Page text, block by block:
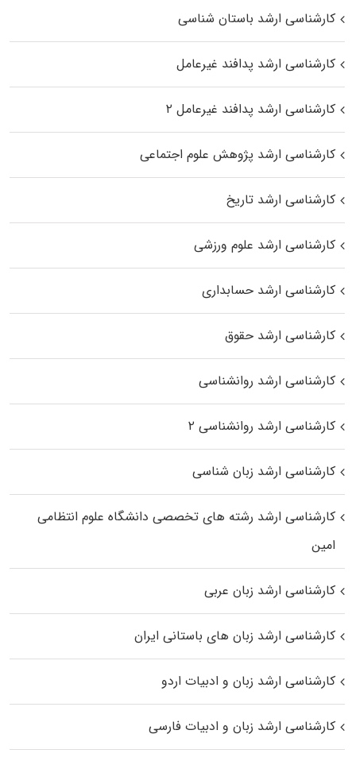
کارشناسی ارشد باستان شناسی
کارشناسی ارشد پدافند غیرعامل
کارشناسی ارشد پدافند غیرعامل ۲
کارشناسی ارشد پژوهش علوم اجتماعی
کارشناسی ارشد تاریخ
کارشناسی ارشد علوم ورزشی
کارشناسی ارشد حسابداری
کارشناسی ارشد حقوق
کارشناسی ارشد روانشناسی
کارشناسی ارشد روانشناسی ۲
کارشناسی ارشد زبان شناسی
کارشناسی ارشد رﺷﺘﻪ ﻫﺎی تخصصی داﻧﺸﮕﺎه ﻋﻠﻮم انتظامی
اﻣﻴﻦ
کارشناسی ارشد زبان عربی
کارشناسی ارشد زبان‌ های باستانی ایران
کارشناسی ارشد زبان و ادبیات اردو
کارشناسی ارشد زبان و ادبیات فارسی